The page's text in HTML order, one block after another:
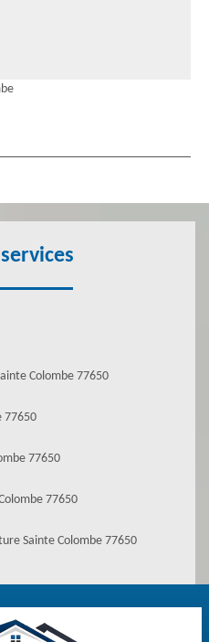
Colombe 77650
77650
77650
77650
Sainte Colombe 77650